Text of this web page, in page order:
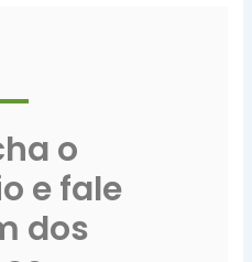
o
e fale
dos